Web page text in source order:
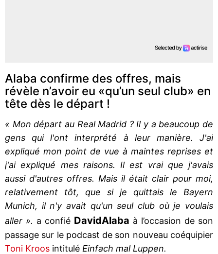
Alaba confirme des offres, mais
révèle n’avoir eu «qu’un seul club» en
tête dès le départ !
« Mon départ au Real Madrid ? Il y a beaucoup de
gens qui l'ont interprété à leur manière. J'ai
expliqué mon point de vue à maintes reprises et
j'ai expliqué mes raisons. Il est vrai que j'avais
aussi d'autres offres. Mais il était clair pour moi,
relativement tôt, que si je quittais le Bayern
Munich, il n'y avait qu'un seul club où je voulais
aller ». a confié DavidAlaba à l’occasion de son
passage sur le podcast de son nouveau coéquipier
Toni Kroos intitulé Einfach mal Luppen.